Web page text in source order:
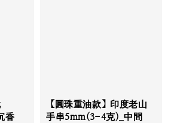
香
【圓珠重油款】印度老山
手串5mm(3-4克)_中間